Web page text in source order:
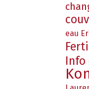
eau
Info